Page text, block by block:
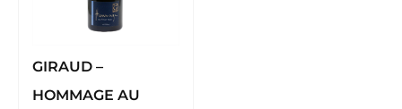
GIRAUD –
HOMMAGE AU